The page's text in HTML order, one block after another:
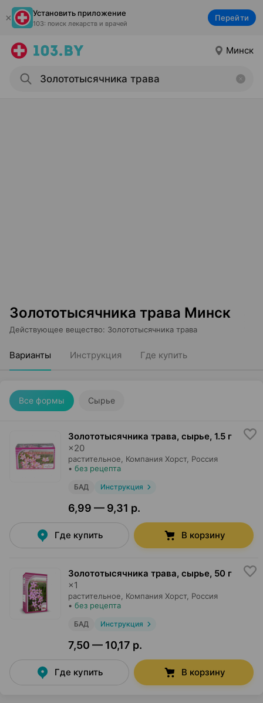
Установить приложение
103: поиск лекарств и врачей
Перейти
Минск
Золототысячника трава Минск
Действующее вещество: Золототысячника трава
Варианты Инструкция Где купить
Все формы Сырье
Золототысячника трава, сырье, 1.5 г
×20
растительное, Компания Хорст, Россия
• без рецепта
БАД Инструкция
6,99 — 9,31 р.
Где купить В корзину
Золототысячника трава, сырье, 50 г
×1
растительное, Компания Хорст, Россия
• без рецепта
БАД Инструкция
7,50 — 10,17 р.
Где купить В корзину